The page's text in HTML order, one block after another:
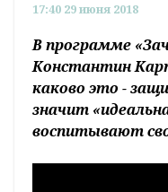
17:40 29 июня 2018
В программе
Константин
каково это -
значит
воспитывают